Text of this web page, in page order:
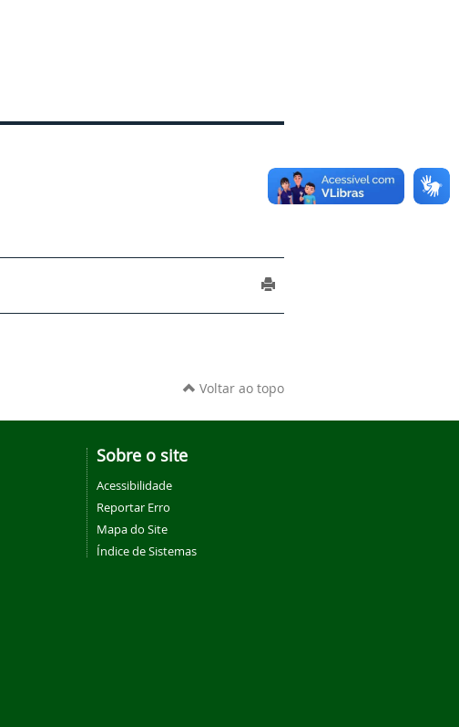
Voltar ao topo
Sobre o site
Acessibilidade
Reportar Erro
Mapa do Site
Índice de Sistemas